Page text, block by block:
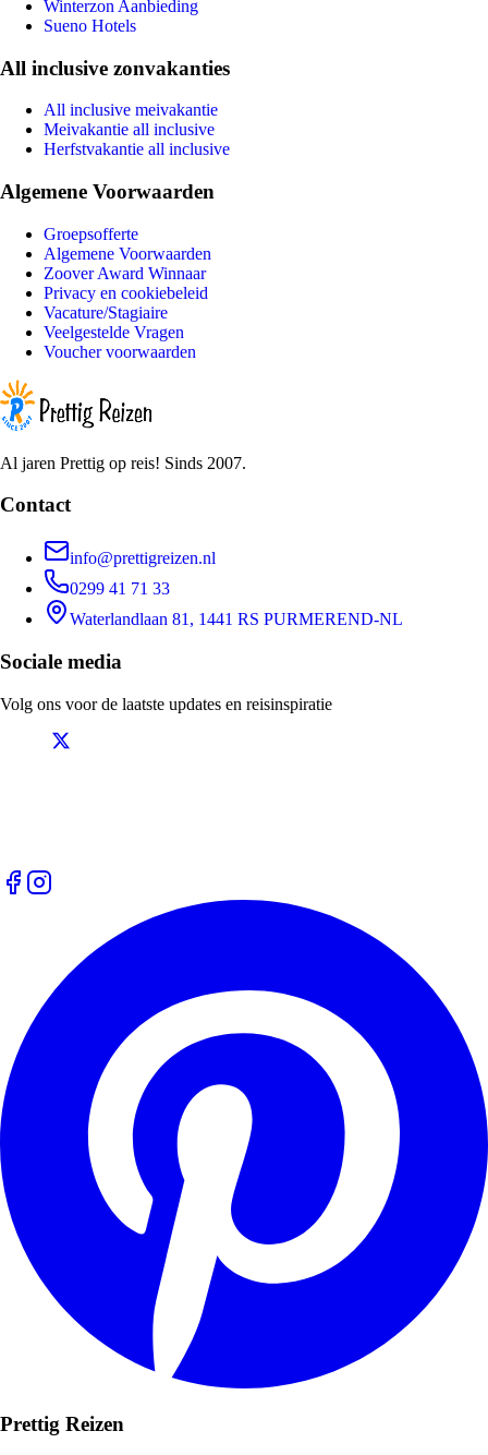
Winterzon Aanbieding
Sueno Hotels
All inclusive zonvakanties
All inclusive meivakantie
Meivakantie all inclusive
Herfstvakantie all inclusive
Algemene Voorwaarden
Groepsofferte
Algemene Voorwaarden
Zoover Award Winnaar
Privacy en cookiebeleid
Vacature/Stagiaire
Veelgestelde Vragen
Voucher voorwaarden
Al jaren Prettig op reis! Sinds 2007.
Contact
info@prettigreizen.nl
0299 41 71 33
Waterlandlaan 81, 1441 RS PURMEREND-NL
Sociale media
Volg ons voor de laatste updates en reisinspiratie
Prettig Reizen